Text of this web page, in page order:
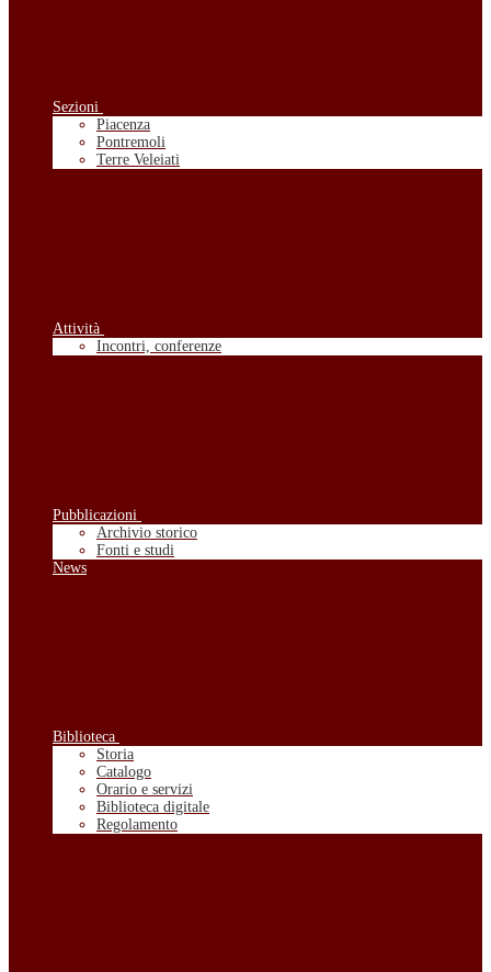
Sezioni
Piacenza
Pontremoli
Terre Veleiati
Attività
Incontri, conferenze
Pubblicazioni
Archivio storico
Fonti e studi
News
Biblioteca
Storia
Catalogo
Orario e servizi
Biblioteca digitale
Regolamento